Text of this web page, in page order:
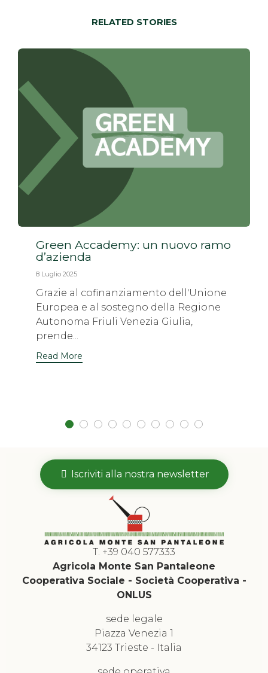
RELATED STORIES
Green Accademy: un nuovo ramo
d’azienda
8 Luglio 2025
Grazie al cofinanziamento dell'Unione
Europea e al sostegno della Regione
Autonoma Friuli Venezia Giulia,
prende...
Read More
Iscriviti alla nostra newsletter
T. +39 040 577333
Agricola Monte San Pantaleone
Cooperativa Sociale - Società Cooperativa -
ONLUS
sede legale
Piazza Venezia 1
34123 Trieste - Italia